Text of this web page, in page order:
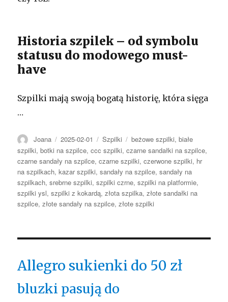
Historia szpilek – od symbolu
statusu do modowego must-
have
Szpilki mają swoją bogatą historię, która sięga
…
Autor
Joana Opublikowano
2025-02-01 Kategorie
Szpilki Tagi
beżowe szpilki,białe
szpilki,botki na szpilce,ccc szpilki,czarne sandałki na szpilce,
czarne sandały na szpilce,czarne szpilki,czerwone szpilki, hr
na szpilkach,kazar szpilki,sandały na szpilce,sandały na
szpilkach,srebrne szpilki,szpilki czrne,szpilki na platformie,
szpilki ysl,szpilki z kokardą,złota szpilka,złote sandałki na
szpilce,złote sandały na szpilce,złote szpilki
Allegro sukienki do 50 zł
bluzki pasują do